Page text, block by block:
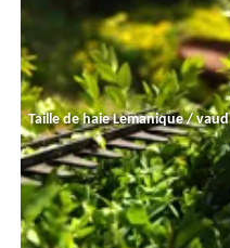
Taille de haie Lemanique / vaud